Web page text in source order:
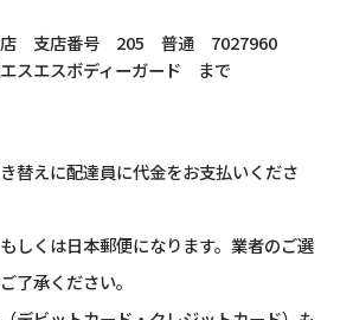
店 支店番号 205 普通 7027960
スエスボディーガード まで
替えに配達員に代金をお支払いくださ
しくは日本郵便になります。業者のご選
了承ください。